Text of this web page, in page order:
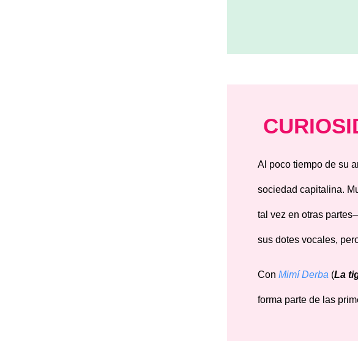
Al poco tiempo de su
sociedad capitalina.
tal vez en otras
sus dotes vocales,
Con Mimí Derba (La
forma parte de las